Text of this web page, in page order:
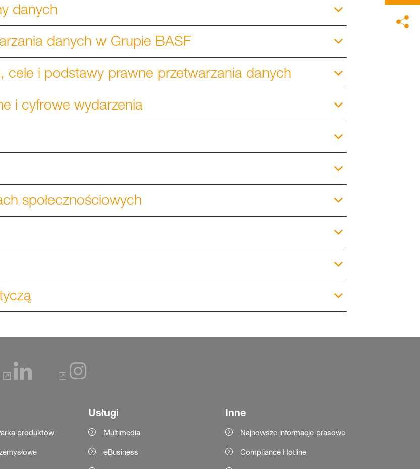
danych
danych w Grupie BASF
i podstawy prawne przetwarzania danych
i cyfrowe wydarzenia
społecznościowych
produktów
Usługi
Multimedia
eBusiness
Inne
Najnowsze informacje prasowe
Compliance Hotline